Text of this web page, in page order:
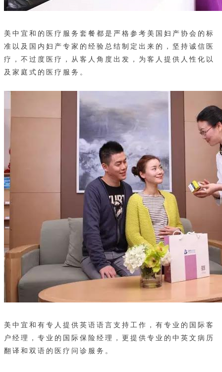
美中宜和的医疗服务套餐都是严格参考美国妇产协会的标
准以及国内妇产专家的经验总结制定出来的，坚持诚信医
疗，不过度医疗，从客人角度出发，为客人提供人性化以
及家庭式的医疗服务。
美中宜和有专人提供英语语言支持工作，有专业的国际客
户经理，专业的国际保险经理，更提供专业的中英文病历
翻译和双语的医疗问诊服务。